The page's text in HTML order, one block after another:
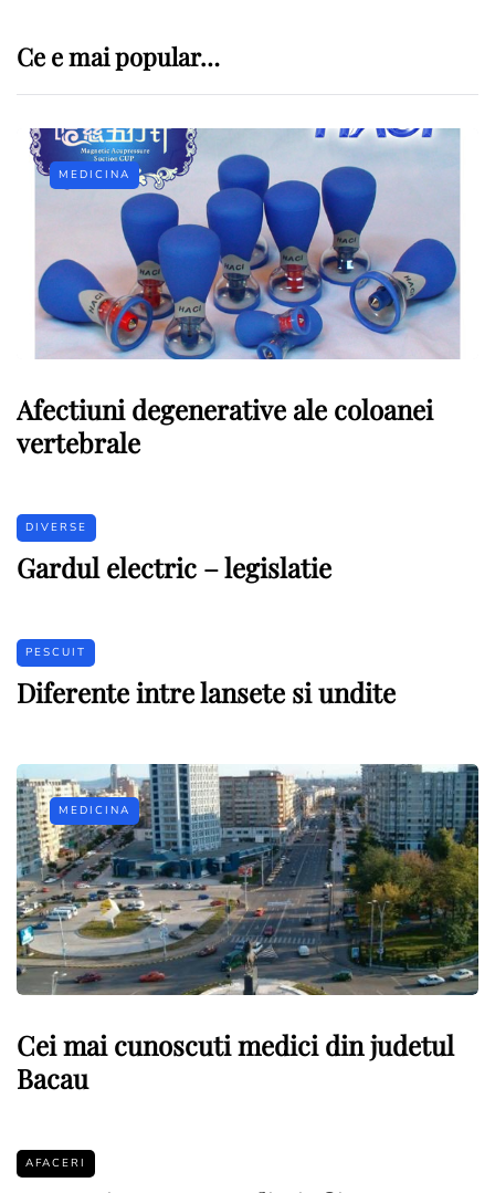
Ce e mai popular…
MEDICINA
Afectiuni degenerative ale coloanei
vertebrale
DIVERSE
Gardul electric – legislatie
PESCUIT
Diferente intre lansete si undite
MEDICINA
Cei mai cunoscuti medici din judetul
Bacau
AFACERI